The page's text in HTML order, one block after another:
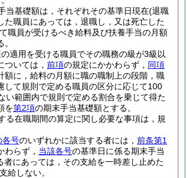
当基礎額は，それぞれその基準日現在(退職
た職員にあっては，退職し，又は死亡した
職員が受けるべき給料及び扶養手当の月額
適用を受ける職員でその職務の級が3級以
ついては， 前項の規定にかかわらず， 同項
額に，給料の月額に職の職制上の段階，職
して規則で定める職員の区分に応じて100
い範囲内で規則で定める割合を乗じて得た
を第2項の期末手当基礎額とする。
る在職期間の算定に関し必要な事項は，規
各号のいずれかに該当する者には， 前条第1
わらず， 当該各号の基準日に係る期末手当
者にあっては，その支給を一時差し止めた
給しない。